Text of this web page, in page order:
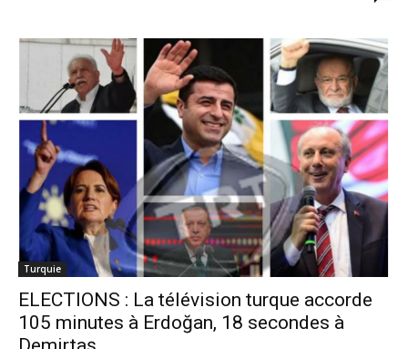
Turquie
ELECTIONS : La télévision turque accorde
105 minutes à Erdoğan, 18 secondes à